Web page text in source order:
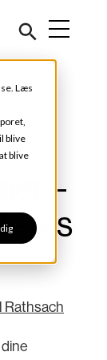
Læs
blive
blive
–
Rathsach